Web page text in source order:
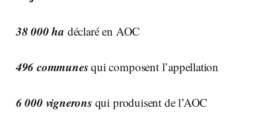
38 000 ha déclaré en AOC
496 communesqui composent l’appellation
6 000 vigneronsqui produisent de l’AOC